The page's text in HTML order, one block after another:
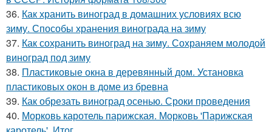
36. Как хранить виноград в домашних условиях всю
зиму. Способы хранения винограда на зиму
37. Как сохранить виноград на зиму. Сохраняем молодой
виноград под зиму
38. Пластиковые окна в деревянный дом. Установка
пластиковых окон в доме из бревна
39. Как обрезать виноград осенью. Сроки проведения
40. Морковь каротель парижская. Морковь 'Парижская